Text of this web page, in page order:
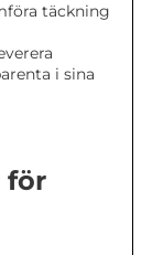
täckning
i sina
för